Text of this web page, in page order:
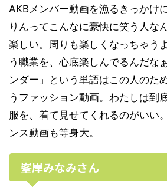
AKBメンバー動画を漁るきっかけ
りんってこんなに豪快に笑う人な
楽しい。周りも楽しくなっちゃう
う職業を、心底楽しんでるんだな
ンダー」という単語はこの人のた
うファッション動画。わたしは到
服を、着て見せてくれるのがいい
ンス動画も等身大。
峯岸みなみさん